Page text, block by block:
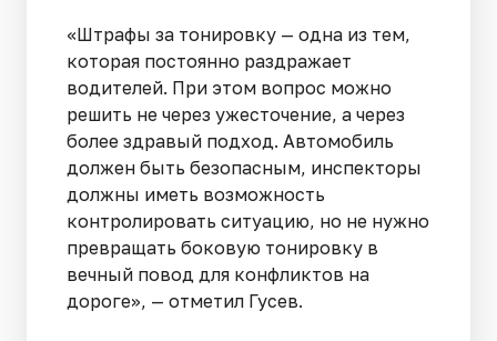
«Штрафы за тонировку — одна из тем,
которая постоянно раздражает
водителей. При этом вопрос можно
решить не через ужесточение, а через
более здравый подход. Автомобиль
должен быть безопасным, инспекторы
должны иметь возможность
контролировать ситуацию, но не нужно
превращать боковую тонировку в
вечный повод для конфликтов на
дороге», — отметил Гусев.